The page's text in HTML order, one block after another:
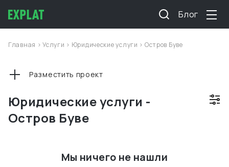
Блог
Главная >Услуги > Юридические услуги > Остров Буве
Юридические услуги -
Остров Буве
Разместить проект
Мы ничего не нашли